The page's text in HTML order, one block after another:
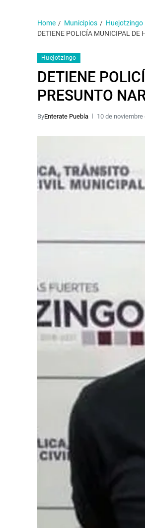
Home Municipios
Huejotzingo
DETIENE POLICÍA MUNICIPAL DE
Huejotzingo
DETIENE
PRESUNTO
ByEnterate Puebla 10 de noviembre